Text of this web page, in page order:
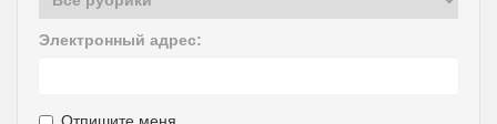
Электронный адрес:
Отпишите меня